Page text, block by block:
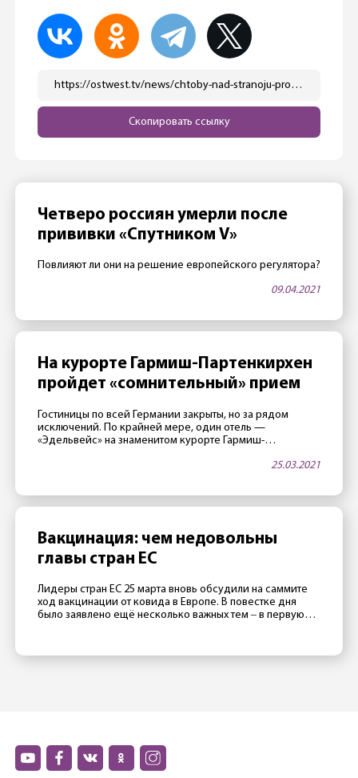
https://ostwest.tv/news/chtoby-nad-stranoju-proletet-nuzhno-qr-kod-s-soboj-imet/
Скопировать ссылку
Четверо россиян умерли после
прививки «Спутником V»
Повлияют ли они на решение европейского регулятора?
09.04.2021
На курорте Гармиш-Партенкирхен
пройдет «сомнительный» прием
Гостиницы по всей Германии закрыты, но за рядом
исключений. По крайней мере, один отель —
«Эдельвейс» на знаменитом курорте Гармиш-
известно 25 марта, в этой гостинице, принадлежащей
конференции запланировано на апрель. Как сообщили
25.03.2021
Вакцинация: чем недовольны
главы стран ЕС
Лидеры стран ЕС 25 марта вновь обсудили на саммите
ход вакцинации от ковида в Европе. В повестке дня
было заявлено ещё несколько важных тем ‒ в первую
прививочной кампании. Президент Франции Эмманюэль